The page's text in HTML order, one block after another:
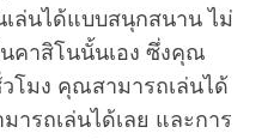
ล่นได้แบบสนุกสนาน ไม่
คาสิโนนั้นเอง ซึ่งคุณ
โมง คุณสามารถเล่นได้
ารถเล่นได้เลย และการ